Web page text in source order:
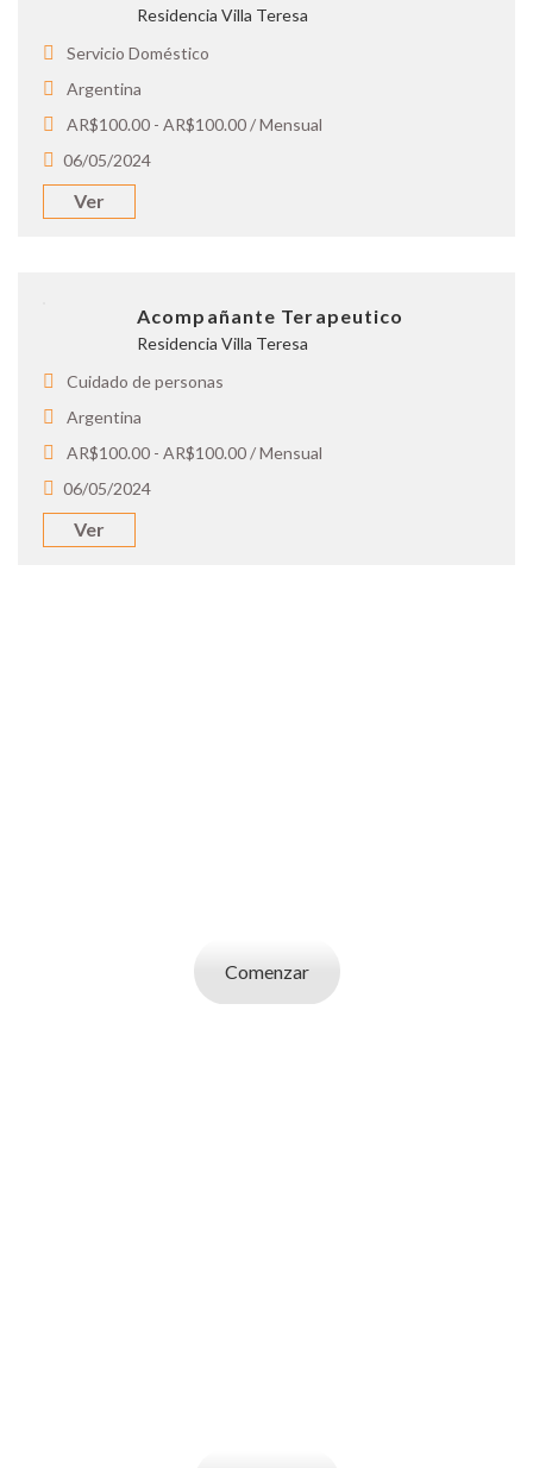
Residencia Villa Teresa
Servicio Doméstico
Argentina
AR$100.00 - AR$100.00 / Mensual
06/05/2024
Ver
Acompañante Terapeutico
Residencia Villa Teresa
Cuidado de personas
Argentina
AR$100.00 - AR$100.00 / Mensual
06/05/2024
Ver
Comenzar